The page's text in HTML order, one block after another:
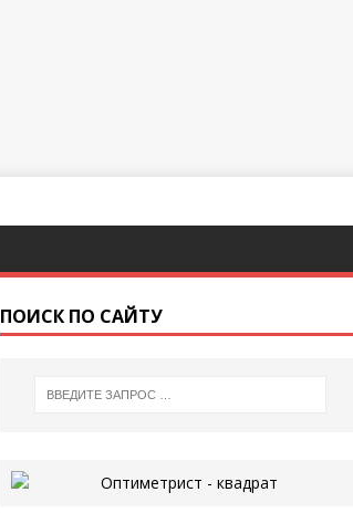
ПОИСК ПО САЙТУ